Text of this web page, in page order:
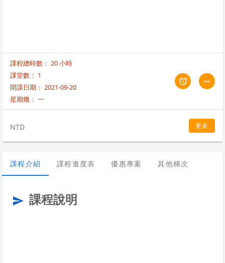
課程總時數： 20 小時
課堂數： 1
開課日期： 2021-09-20
星期幾： 一
NTD 更多
課程介紹 課程進度表 優惠專案 其他梯次
send 課程說明